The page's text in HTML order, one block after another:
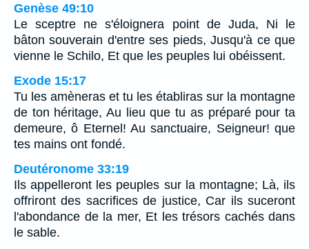
Genèse 49:10
Le sceptre ne s'éloignera point de Juda, Ni le
bâton souverain d'entre ses pieds, Jusqu'à ce que
vienne le Schilo, Et que les peuples lui obéissent.
Exode 15:17
Tu les amèneras et tu les établiras sur la montagne
de ton héritage, Au lieu que tu as préparé pour ta
demeure, ô Eternel! Au sanctuaire, Seigneur! que
tes mains ont fondé.
Deutéronome 33:19
Ils appelleront les peuples sur la montagne; Là, ils
offriront des sacrifices de justice, Car ils suceront
l'abondance de la mer, Et les trésors cachés dans
le sable.